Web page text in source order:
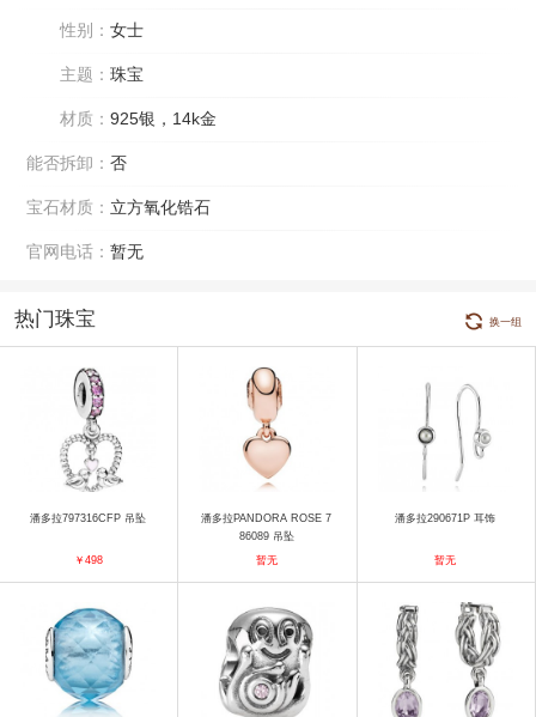
性别： 女士
主题： 珠宝
材质： 925银，14k金
能否拆卸： 否
宝石材质： 立方氧化锆石
官网电话： 暂无
热门珠宝 换一组
潘多拉797316CFP 吊坠
￥498
潘多拉PANDORA ROSE 7
86089 吊坠
暂无
潘多拉290671P 耳饰
暂无